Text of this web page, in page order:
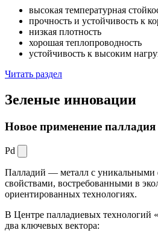
высокая температурная
прочность и устойчивость к
низкая плотность
хорошая теплопроводность
устойчивость к высоким
Читать раздел
Зеленые инновации
Новое применение палладия
Pd
Палладий — металл с уникальными
свойствами, востребованными в
ориентированных технологиях.
В Центре палладиевых технологий
два ключевых вектора: